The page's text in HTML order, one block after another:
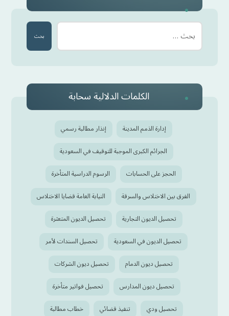
بحث
الكلمات الدلالية سحابة
إدارة الذمم المدينة
إنذار مطالبة رسمي
الجرائم الكبرى الموجبة للتوقيف في السعودية
الحجز على الحسابات
الرسوم الدراسية المتأخرة
الفرق بين الاختلاس والسرقة
النيابة العامة قضايا الاختلاس
تحصيل الديون التجارية
تحصيل الديون المتعثرة
تحصيل الديون في السعودية
تحصيل السندات لأمر
تحصيل ديون الدمام
تحصيل ديون الشركات
تحصيل ديون المدارس
تحصيل فواتير متأخرة
تحصيل ودي
تنفيذ قضائي
خطاب مطالبة